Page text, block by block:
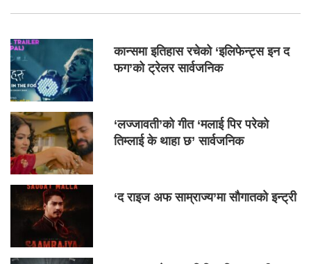
कान्समा इतिहास रचेको ‘इलिफेन्ट्स इन द
फग’को ट्रेलर सार्वजनिक
‘लज्जावती’को गीत ‘मलाई पिर परेको
तिम्लाई के थाहा छ’ सार्वजनिक
‘द राइज अफ साम्राज्य’मा सौगातको इन्ट्री